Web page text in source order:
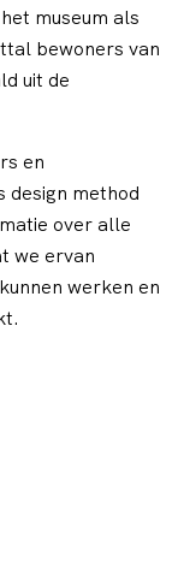
museum als
bewoners van
uit de
en
method
over alle
we ervan
werken en